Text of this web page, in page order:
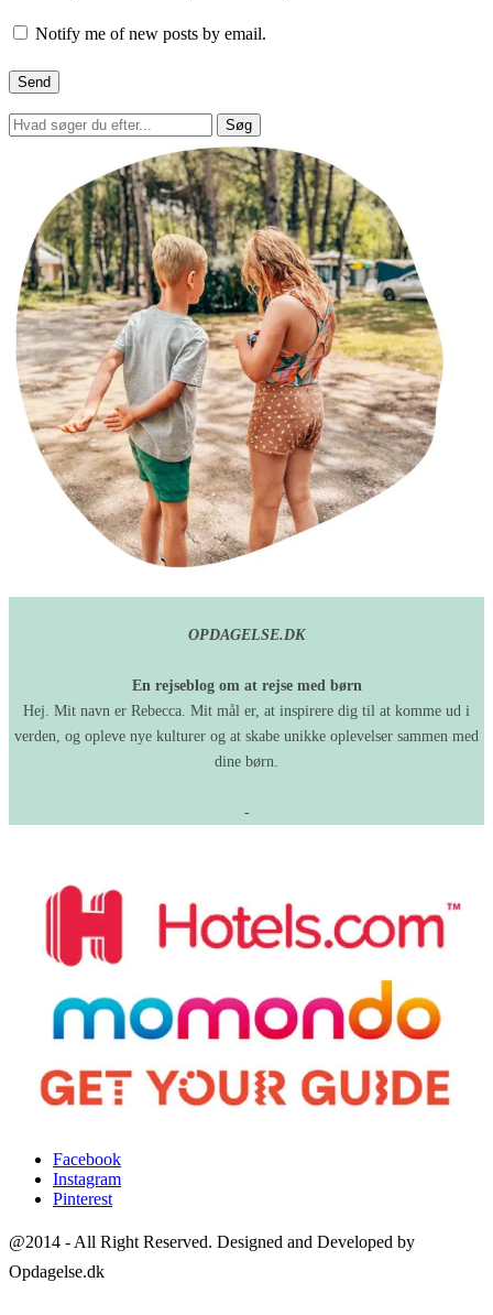
Notify me of new posts by email.
OPDAGELSE.DK
En rejseblog om at rejse med børn
Hej. Mit navn er Rebecca. Mit mål er, at inspirere dig til at komme ud i
verden, og opleve nye kulturer og at skabe unikke oplevelser sammen med
dine børn.
-
Facebook
Instagram
Pinterest
@2014 - All Right Reserved. Designed and Developed by
Opdagelse.dk